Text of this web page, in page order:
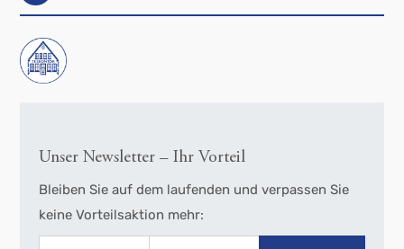
Unser Newsletter – Ihr Vorteil
Bleiben Sie auf dem laufenden und verpassen Sie
keine Vorteilsaktion mehr: